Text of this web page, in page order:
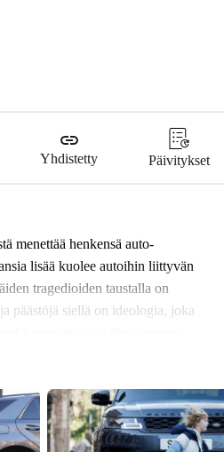
link
Yhdistetty Päivitykset
menettää henkensä auto-
lisää kuolee autoihin liittyvän
tragedioiden taustalla on
päästöjä siellä on ideologia, joka
joka sallii eurooppalaisten ostaa
jotka eivät täytä EU:n
. Nämä ylisuuria SUV-autoja